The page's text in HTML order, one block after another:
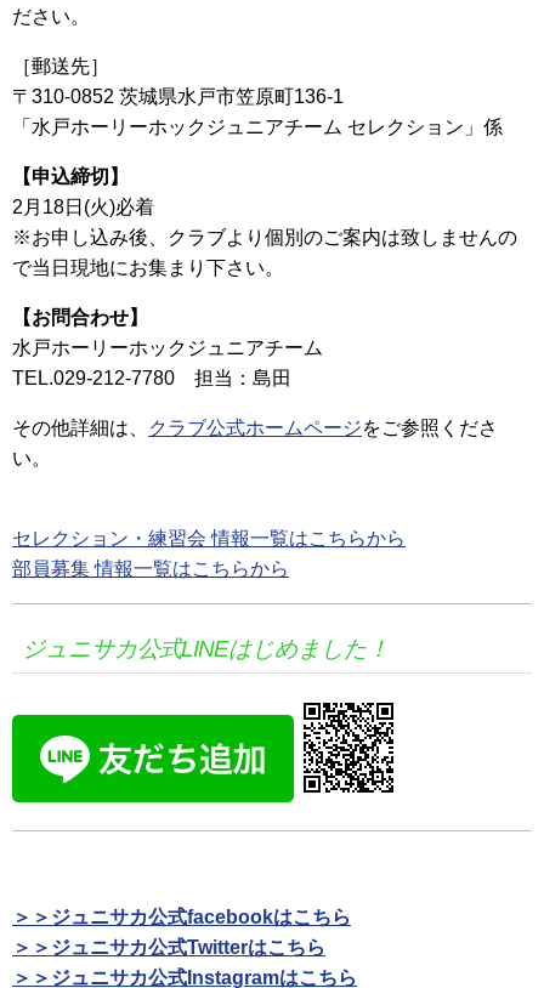
ださい。
［郵送先］
〒310-0852 茨城県水戸市笠原町136-1
「水戸ホーリーホックジュニアチーム セレクション」係
【申込締切】
2月18日(火)必着
※お申し込み後、クラブより個別のご案内は致しませんの
で当日現地にお集まり下さい。
【お問合わせ】
水戸ホーリーホックジュニアチーム
TEL.029-212-7780 担当：島田
その他詳細は、 クラブ公式ホームページをご参照くださ
い。
セレクション・練習会 情報一覧はこちらから
部員募集 情報一覧はこちらから
ジュニサカ公式LINEはじめました！
＞＞ジュニサカ公式facebookはこちら
＞＞ジュニサカ公式Twitterはこちら
＞＞ジュニサカ公式Instagramはこちら